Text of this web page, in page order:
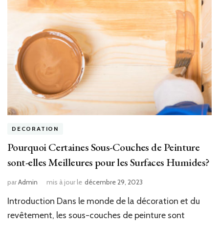
DECORATION
Pourquoi Certaines Sous-Couches de Peinture
sont-elles Meilleures pour les Surfaces Humides?
parAdmin mis à jour le décembre 29, 2023
Introduction Dans le monde de la décoration et du
revêtement, les sous-couches de peinture sont